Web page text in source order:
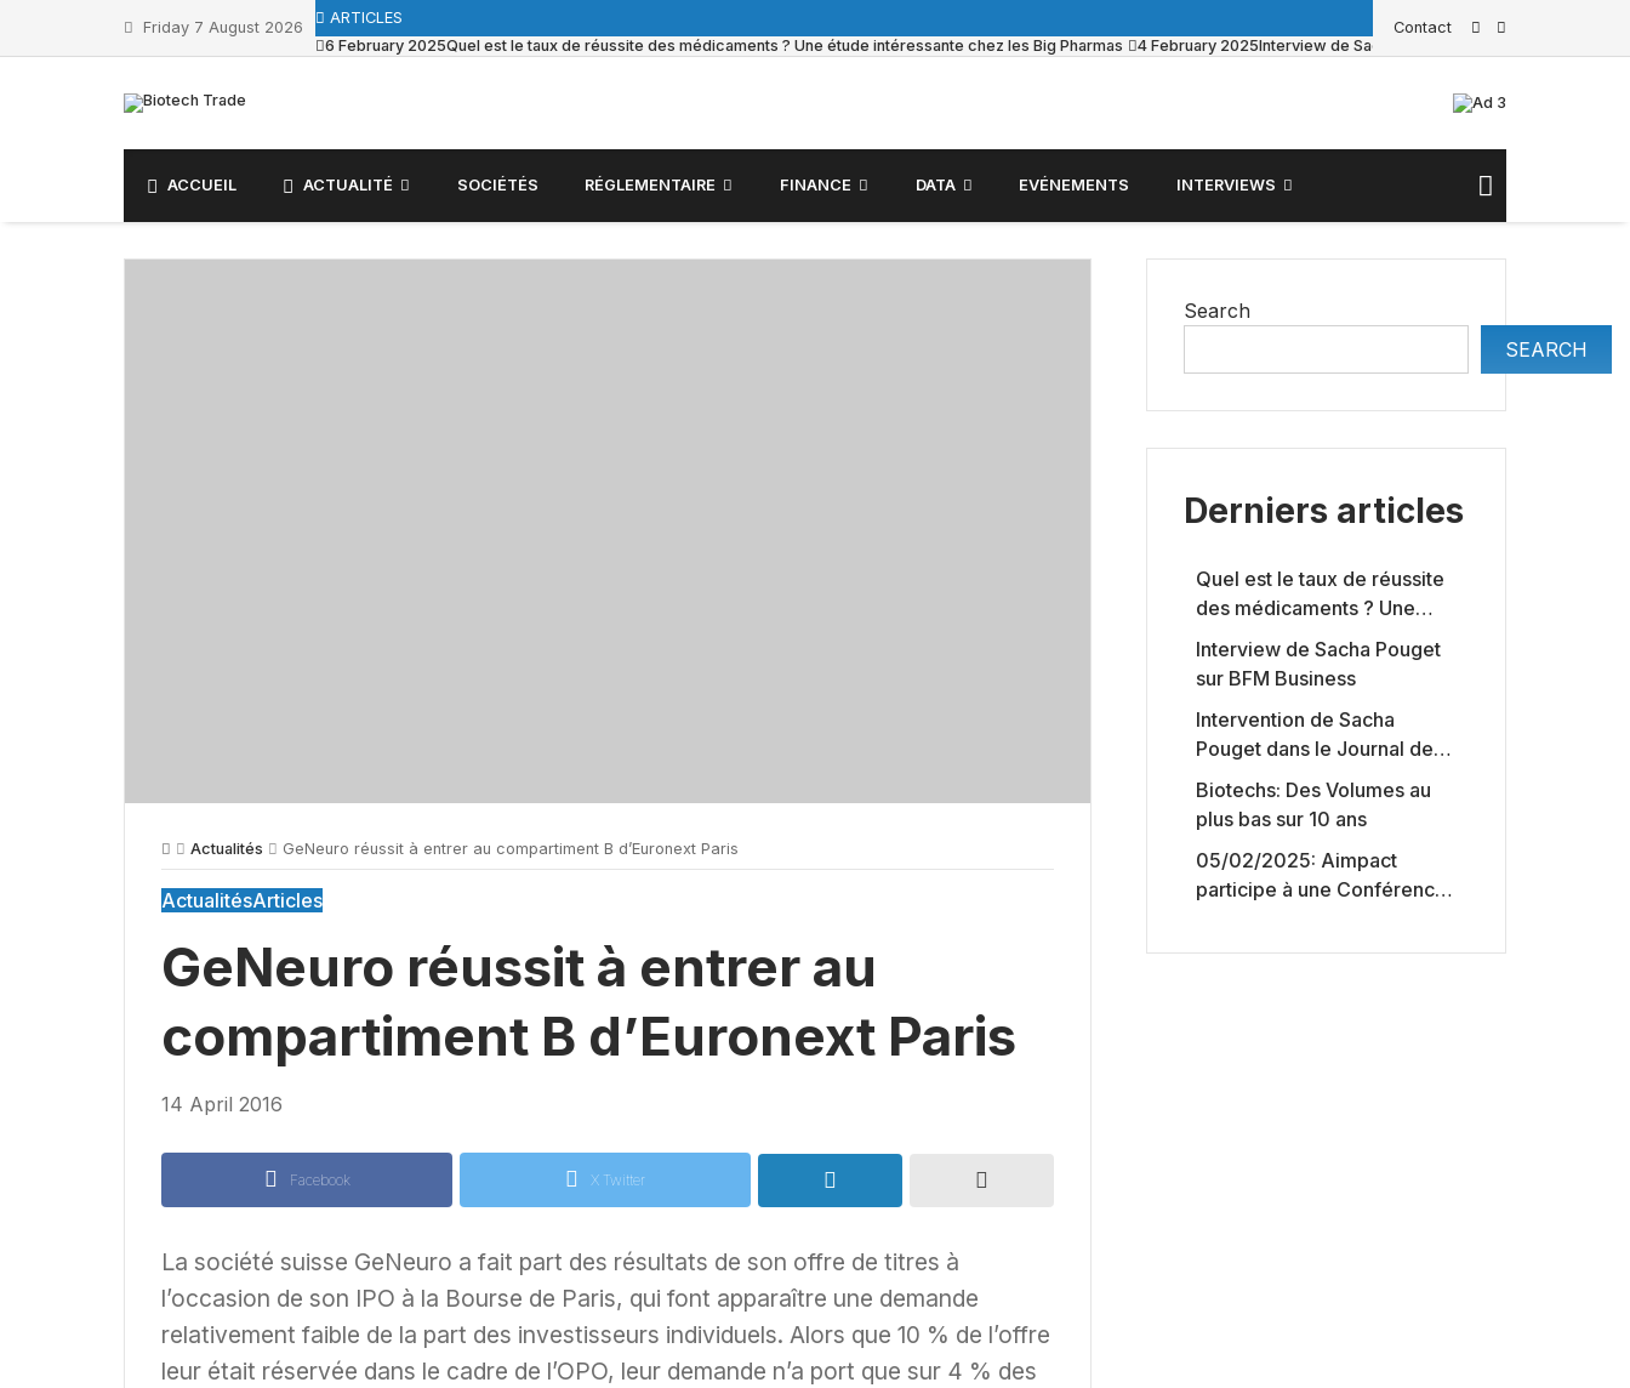
Friday 7 August 2026
ARTICLES
6 February 2025Quel est le taux de réussite des médicaments ? Une étude intéressante chez les Big Pharmas 4 February 2025Interview de Sacha Pouget sur BFM Business
Contact
ACCUEIL ACTUALITÉ SOCIÉTÉS RÉGLEMENTAIRE FINANCE DATA EVÉNEMENTS INTERVIEWS
Actualités GeNeuro réussit à entrer au compartiment B d’Euronext Paris
ActualitésArticles
GeNeuro réussit à entrer au
compartiment B d’Euronext Paris
14 April 2016
Facebook X Twitter
La société suisse GeNeuro a fait part des résultats de son offre de titres à
l’occasion de son IPO à la Bourse de Paris, qui font apparaître une demande
relativement faible de la part des investisseurs individuels. Alors que 10 % de l’offre
leur était réservée dans le cadre de l’OPO, leur demande n’a port que sur 4 % des
Search
SEARCH
Derniers articles
Quel est le taux de réussite
des médicaments ? Une
étude intéressante chez les
Big Pharmas
Interview de Sacha Pouget
sur BFM Business
Intervention de Sacha
Pouget dans le Journal des
Biotechs de Boursorama
Biotechs: Des Volumes au
plus bas sur 10 ans
05/02/2025: Aimpact
participe à une Conférence
capitaux américains,